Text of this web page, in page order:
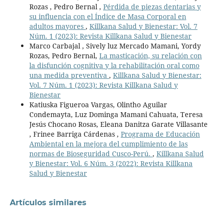
Rozas , Pedro Bernal , Pérdida de piezas dentarias y
su influencia con el Índice de Masa Corporal en
adultos mayores , Killkana Salud y Bienestar: Vol. 7
Núm. 1 (2023): Revista Killkana Salud y Bienestar
Marco Carbajal , Sively luz Mercado Mamani, Yordy
Rozas, Pedro Bernal, La masticación, su relación con
la disfunción cognitiva y la rehabilitación oral como
una medida preventiva , Killkana Salud y Bienestar:
Vol. 7 Núm. 1 (2023): Revista Killkana Salud y
Bienestar
Katiuska Figueroa Vargas, Olintho Aguilar
Condemayta, Luz Dominga Mamani Cahuata, Teresa
Jesús Chocano Rosas, Eleana Danitza Garate Villasante
, Frinee Barriga Cárdenas , Programa de Educación
Ambiental en la mejora del cumplimiento de las
normas de Bioseguridad Cusco-Perú. , Killkana Salud
y Bienestar: Vol. 6 Núm. 3 (2022): Revista Killkana
Salud y Bienestar
Artículos similares